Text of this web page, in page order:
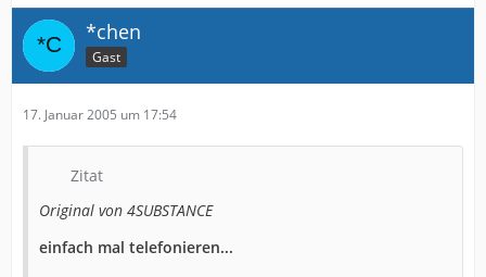
*chen
Gast
17. Januar 2005 um 17:54
Zitat
Original von 4SUBSTANCE
einfach mal telefonieren...